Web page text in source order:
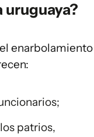
uruguaya?
patrios,